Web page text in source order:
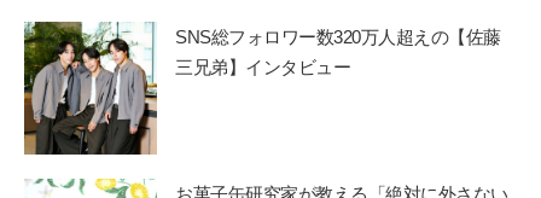
SNS総フォロワー数320万人超えの【佐藤
三兄弟】インタビュー